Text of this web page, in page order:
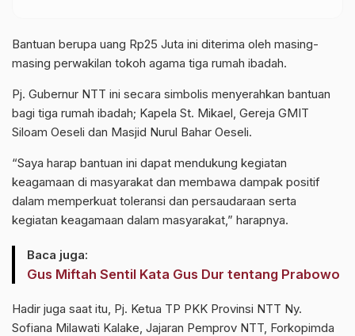
Bantuan berupa uang Rp25 Juta ini diterima oleh masing-
masing perwakilan tokoh agama tiga rumah ibadah.
Pj. Gubernur NTT ini secara simbolis menyerahkan bantuan
bagi tiga rumah ibadah; Kapela St. Mikael, Gereja GMIT
Siloam Oeseli dan Masjid Nurul Bahar Oeseli.
“Saya harap bantuan ini dapat mendukung kegiatan
keagamaan di masyarakat dan membawa dampak positif
dalam memperkuat toleransi dan persaudaraan serta
kegiatan keagamaan dalam masyarakat,” harapnya.
Baca juga:
Gus Miftah Sentil Kata Gus Dur tentang Prabowo
Hadir juga saat itu, Pj. Ketua TP PKK Provinsi NTT Ny.
Sofiana Milawati Kalake, Jajaran Pemprov NTT, Forkopimda